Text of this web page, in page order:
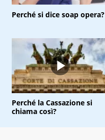
Perché si dice soap opera?
Perché la Cassazione si
chiama così?